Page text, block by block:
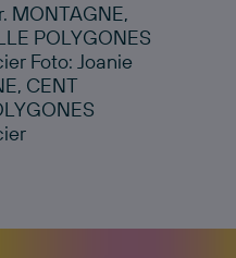
MONTAGNE,
POLYGONES
Foto: Joanie
CENT